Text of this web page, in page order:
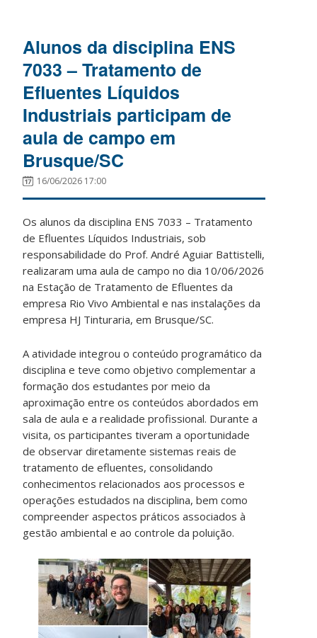
Alunos da disciplina ENS
7033 – Tratamento de
Efluentes Líquidos
Industriais participam de
aula de campo em
Brusque/SC
16/06/2026 17:00
Os alunos da disciplina ENS 7033 – Tratamento
de Efluentes Líquidos Industriais, sob
responsabilidade do Prof. André Aguiar Battistelli,
realizaram uma aula de campo no dia 10/06/2026
na Estação de Tratamento de Efluentes da
empresa Rio Vivo Ambiental e nas instalações da
empresa HJ Tinturaria, em Brusque/SC.
A atividade integrou o conteúdo programático da
disciplina e teve como objetivo complementar a
formação dos estudantes por meio da
aproximação entre os conteúdos abordados em
sala de aula e a realidade profissional. Durante a
visita, os participantes tiveram a oportunidade
de observar diretamente sistemas reais de
tratamento de efluentes, consolidando
conhecimentos relacionados aos processos e
operações estudados na disciplina, bem como
compreender aspectos práticos associados à
gestão ambiental e ao controle da poluição.